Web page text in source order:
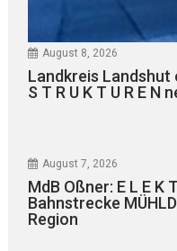
August 8, 2026
Landkreis Landshut
S T R U K T U R E N
August 7, 2026
MdB Oßner: E L E K
Bahnstrecke
Region